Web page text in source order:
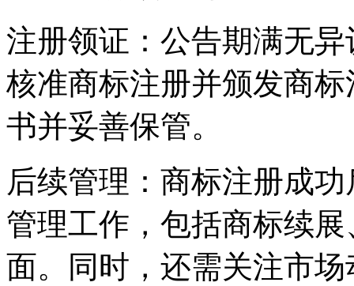
注册领证：公告期满无
核准商标注册并颁发商
书并妥善保管。
后续管理：商标注册成
管理工作，包括商标续
面。同时，还需关注市